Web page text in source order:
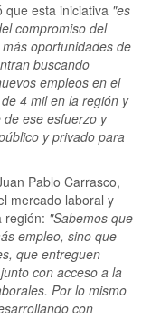
que esta iniciativa "es
compromiso del
oportunidades de
buscando
empleos en el
4 mil en la región y
ese esfuerzo y
y privado para
Pablo Carrasco,
mercado laboral y
región: "Sabemos que
empleo, sino que
que entreguen
con acceso a la
Por lo mismo
con